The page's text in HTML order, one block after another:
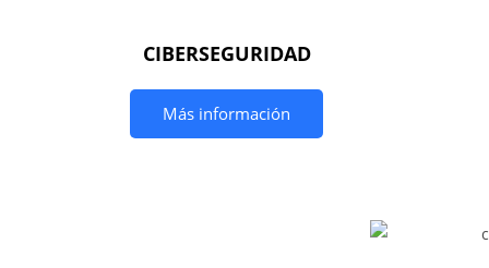
CIBERSEGURIDAD
Más información